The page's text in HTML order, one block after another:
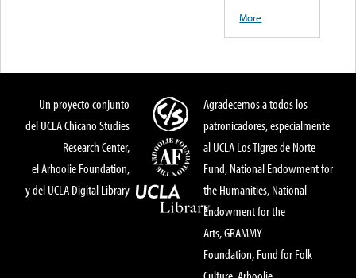
More
Un proyecto conjunto
del UCLA Chicano Studies
Research Center,
el Arhoolie Foundation,
y del UCLA Digital Library
Agradecemos a todos los
patronicadores, especialmente
al UCLA Los Tigres de Norte
Fund, National Endowment for
the Humanities, National
Endowment for the
Arts, GRAMMY
Foundation, Fund for Folk